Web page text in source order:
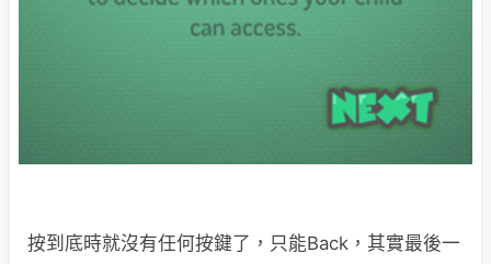
按到底時就沒有任何按鍵了，只能Back，其實最後一